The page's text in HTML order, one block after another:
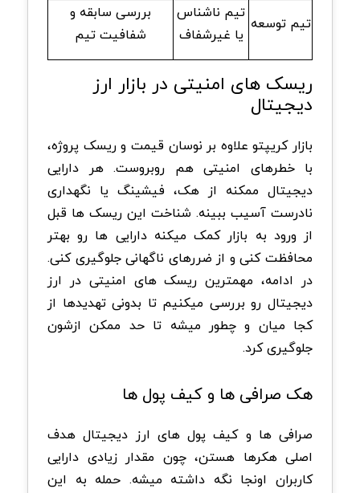
تیم توسعه تیم ناشناس
یا غیرشفاف
بررسی سابقه و
شفافیت تیم
ریسک های امنیتی در بازار ارز
دیجیتال
بازار کریپتو علاوه بر نوسان قیمت و ریسک پروژه،
با خطرهای امنیتی هم روبروست. هر دارایی
دیجیتال ممکنه از هک، فیشینگ یا نگهداری
نادرست آسیب ببینه. شناخت این ریسک ها قبل
از ورود به بازار کمک میکنه دارایی ها رو بهتر
محافظت کنی و از ضررهای ناگهانی جلوگیری کنی.
در ادامه، مهمترین ریسک های امنیتی در ارز
دیجیتال رو بررسی میکنیم تا بدونی تهدیدها از
کجا میان و چطور میشه تا حد ممکن ازشون
جلوگیری کرد.
هک صرافی ها و کیف پول ها
صرافی ها و کیف پول های ارز دیجیتال هدف
اصلی هکرها هستن، چون مقدار زیادی دارایی
کاربران اونجا نگه داشته میشه. حمله به این